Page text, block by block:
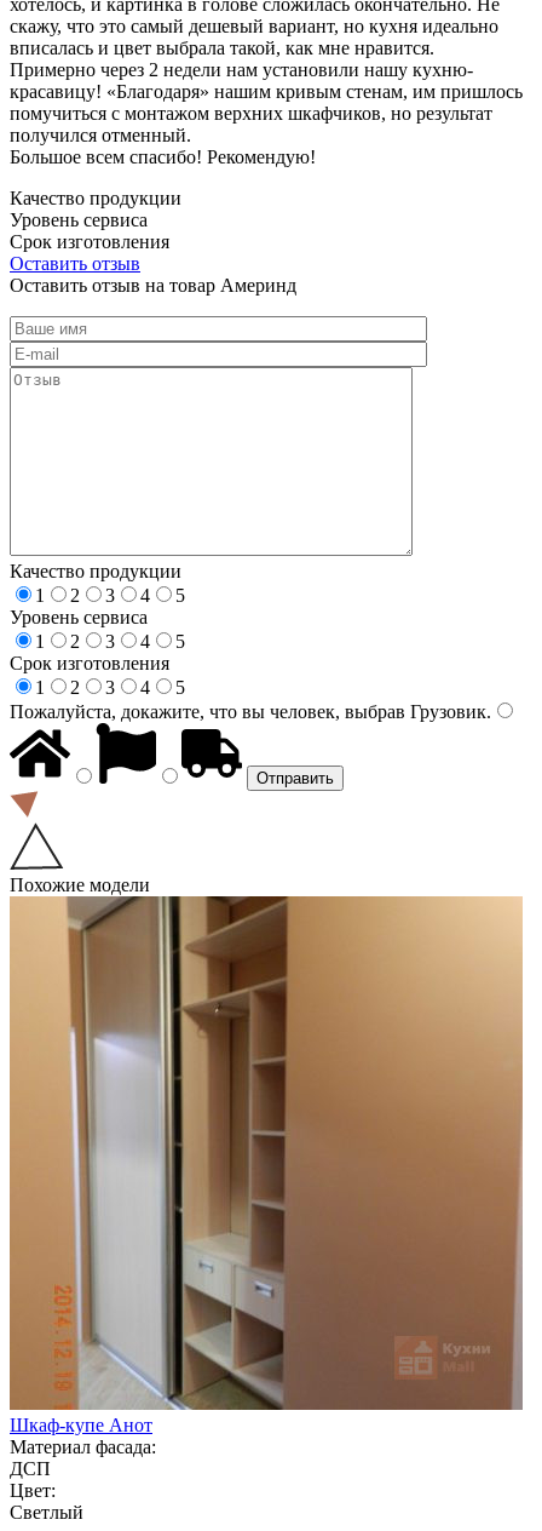
скажу, что это самый дешевый вариант, но кухня идеально
вписалась и цвет выбрала такой, как мне нравится.
Примерно через 2 недели нам установили нашу кухню-
красавицу! «Благодаря» нашим кривым стенам, им пришлось
помучиться с монтажом верхних шкафчиков, но результат
получился отменный.
Большое всем спасибо! Рекомендую!
Качество продукции
Уровень сервиса
Срок изготовления
Оставить отзыв
Оставить отзыв на товар Америнд
Качество продукции
1
2 3 4
5
Уровень сервиса
1
2 3 4
5
Срок изготовления
1
2 3 4
5
Пожалуйста, докажите, что вы человек, выбрав Грузовик.
Похожие модели
Шкаф-купе Анот
Материал фасада:
ДСП
Цвет:
Светлый